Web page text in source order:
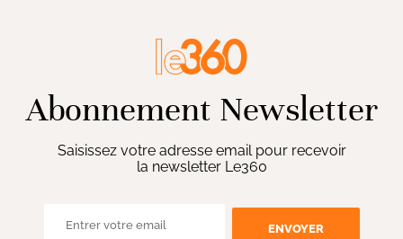
Abonnement Newsletter
Saisissez votre adresse email pour recevoir
la newsletter Le360
ENVOYER